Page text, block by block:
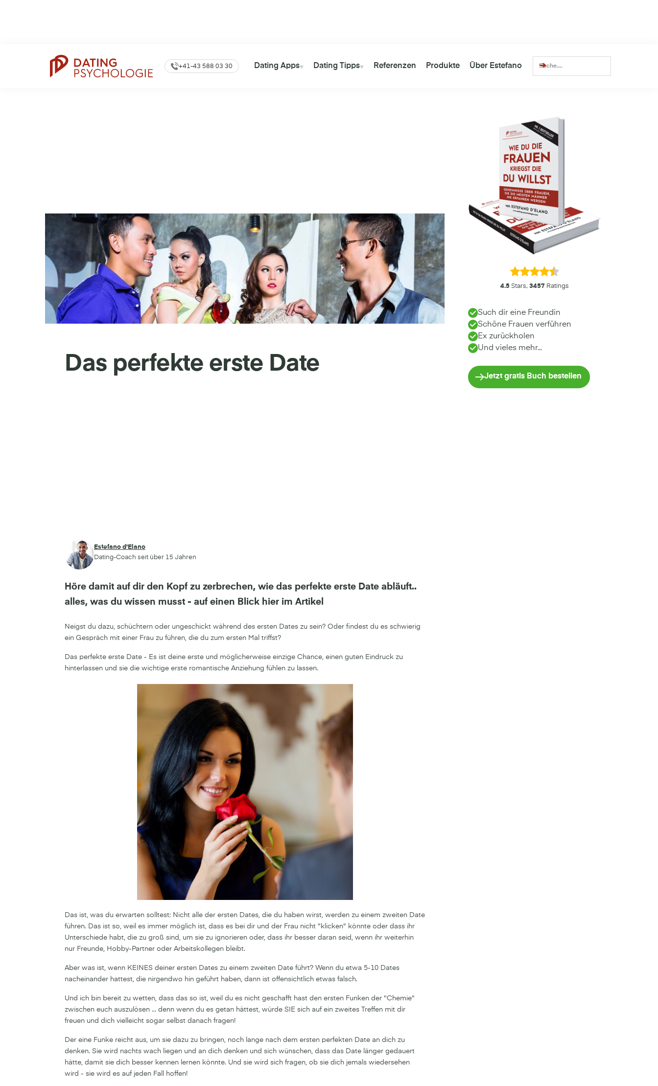
+41-43 588 03 30 Dating Apps Dating Tipps Referenzen Produkte Über Estefano
Dating Coach Seit15 Jahren
Anmeldungen
YouTube
Gesamt
Das perfekte erste Date
Estefano d'Elano
Dating-Coach seit über 15 Jahren
Höre damit auf dir den Kopf zu zerbrechen, wie das perfekte erste Date abläuft..
alles, was du wissen musst - auf einen Blick hier im Artikel
Neigst du dazu, schüchtern oder ungeschickt während des ersten Dates zu sein? Oder findest du es schwierig
ein Gespräch mit einer Frau zu führen, die du zum ersten Mal triffst?
Das perfekte erste Date - Es ist deine erste und möglicherweise einzige Chance, einen guten Eindruck zu
hinterlassen und sie die wichtige erste romantische Anziehung fühlen zu lassen.
Das ist, was du erwarten solltest: Nicht alle der ersten Dates, die du haben wirst, werden zu einem zweiten Date
führen. Das ist so, weil es immer möglich ist, dass es bei dir und der Frau nicht "klicken" könnte oder dass ihr
Unterschiede habt, die zu groß sind, um sie zu ignorieren oder, dass ihr besser daran seid, wenn ihr weiterhin
nur Freunde, Hobby-Partner oder Arbeitskollegen bleibt.
Aber was ist, wenn KEINES deiner ersten Dates zu einem zweiten Date führt? Wenn du etwa 5-10 Dates
nacheinander hattest, die nirgendwo hin geführt haben, dann ist offensichtlich etwas falsch.
Und ich bin bereit zu wetten, dass das so ist, weil du es nicht geschafft hast den ersten Funken der "Chemie"
zwischen euch auszulösen ... denn wenn du es getan hättest, würde SIE sich auf ein zweites Treffen mit dir
freuen und dich vielleicht sogar selbst danach fragen!
Der eine Funke reicht aus, um sie dazu zu bringen, noch lange nach dem ersten perfekten Date an dich zu
denken. Sie wird nachts wach liegen und an dich denken und sich wünschen, dass das Date länger gedauert
hätte, damit sie dich besser kennen lernen könnte. Und sie wird sich fragen, ob sie dich jemals wiedersehen
wird - sie wird es auf jeden Fall hoffen!
4.5 Stars, 3457 Ratings
Such dir eine Freundin
Schöne Frauen verführen
Ex zurückholen
Und vieles mehr...
Jetzt gratis Buch bestellen